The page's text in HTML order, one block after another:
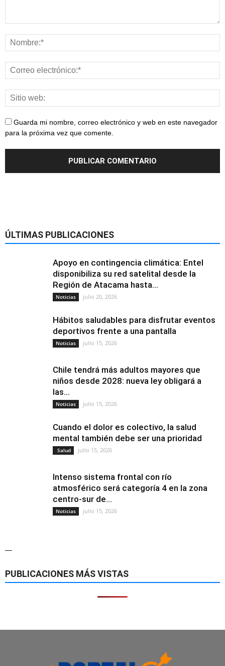
Guarda mi nombre, correo electrónico y web en este navegador
para la próxima vez que comente.
ÚLTIMAS PUBLICACIONES
Apoyo en contingencia climática: Entel
disponibiliza su red satelital desde la
Región de Atacama hasta...
Noticias julio 20, 2026
Hábitos saludables para disfrutar eventos
deportivos frente a una pantalla
Noticias julio 15, 2026
Chile tendrá más adultos mayores que
niños desde 2028: nueva ley obligará a
las...
Noticias julio 15, 2026
Cuando el dolor es colectivo, la salud
mental también debe ser una prioridad
Salud julio 15, 2026
Intenso sistema frontal con río
atmosférico será categoría 4 en la zona
centro-sur de...
Noticias julio 15, 2026
—
PUBLICACIONES MÁS VISTAS